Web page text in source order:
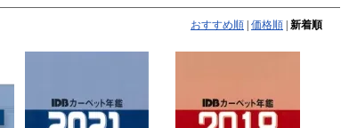
おすすめ順 価格順 新着順